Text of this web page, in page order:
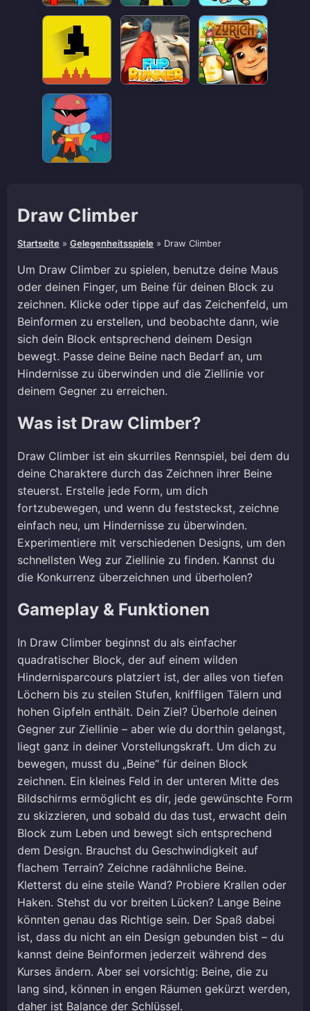
Draw Climber
Startseite » Gelegenheitsspiele » Draw Climber
Um Draw Climber zu spielen, benutze deine Maus
oder deinen Finger, um Beine für deinen Block zu
zeichnen. Klicke oder tippe auf das Zeichenfeld, um
Beinformen zu erstellen, und beobachte dann, wie
sich dein Block entsprechend deinem Design
bewegt. Passe deine Beine nach Bedarf an, um
Hindernisse zu überwinden und die Ziellinie vor
deinem Gegner zu erreichen.
Was ist Draw Climber?
Draw Climber ist ein skurriles Rennspiel, bei dem du
deine Charaktere durch das Zeichnen ihrer Beine
steuerst. Erstelle jede Form, um dich
fortzubewegen, und wenn du feststeckst, zeichne
einfach neu, um Hindernisse zu überwinden.
Experimentiere mit verschiedenen Designs, um den
schnellsten Weg zur Ziellinie zu finden. Kannst du
die Konkurrenz überzeichnen und überholen?
Gameplay & Funktionen
In Draw Climber beginnst du als einfacher
quadratischer Block, der auf einem wilden
Hindernisparcours platziert ist, der alles von tiefen
Löchern bis zu steilen Stufen, kniffligen Tälern und
hohen Gipfeln enthält. Dein Ziel? Überhole deinen
Gegner zur Ziellinie – aber wie du dorthin gelangst,
liegt ganz in deiner Vorstellungskraft. Um dich zu
bewegen, musst du „Beine“ für deinen Block
zeichnen. Ein kleines Feld in der unteren Mitte des
Bildschirms ermöglicht es dir, jede gewünschte Form
zu skizzieren, und sobald du das tust, erwacht dein
Block zum Leben und bewegt sich entsprechend
dem Design. Brauchst du Geschwindigkeit auf
flachem Terrain? Zeichne radähnliche Beine.
Kletterst du eine steile Wand? Probiere Krallen oder
Haken. Stehst du vor breiten Lücken? Lange Beine
könnten genau das Richtige sein. Der Spaß dabei
ist, dass du nicht an ein Design gebunden bist – du
kannst deine Beinformen jederzeit während des
Kurses ändern. Aber sei vorsichtig: Beine, die zu
lang sind, können in engen Räumen gekürzt werden,
daher ist Balance der Schlüssel.